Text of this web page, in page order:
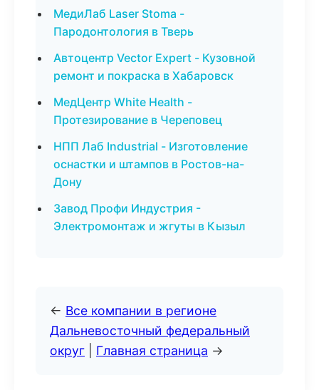
МедиЛаб Laser Stoma -
Пародонтология в Тверь
Автоцентр Vector Expert - Кузовной
ремонт и покраска в Хабаровск
МедЦентр White Health -
Протезирование в Череповец
НПП Лаб Industrial - Изготовление
оснастки и штампов в Ростов-на-
Дону
Завод Профи Индустрия -
Электромонтаж и жгуты в Кызыл
← Все компании в регионе
Дальневосточный федеральный
округ
Главная страница →